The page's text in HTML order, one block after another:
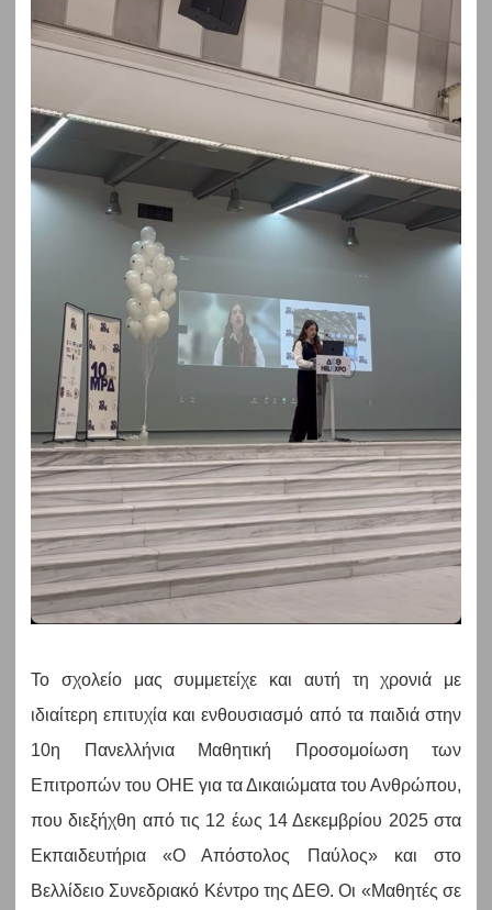
Το σχολείο μας συμμετείχε και αυτή τη χρονιά με
ιδιαίτερη επιτυχία και ενθουσιασμό από τα παιδιά στην
10η Πανελλήνια Μαθητική Προσομοίωση των
Επιτροπών του ΟΗΕ για τα Δικαιώματα του Ανθρώπου,
που διεξήχθη από τις 12 έως 14 Δεκεμβρίου 2025 στα
Εκπαιδευτήρια «Ο Απόστολος Παύλος» και στο
Βελλίδειο Συνεδριακό Κέντρο της ΔΕΘ. Οι «Μαθητές σε